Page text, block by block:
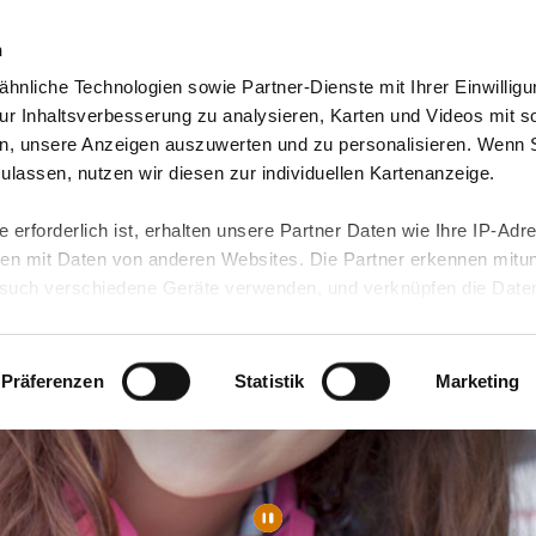
Technologien sowie Partner-Dienste mit Ihrer
Inhaltsverbesserung zu analysieren, Karten und Videos mit
unsere Anzeigen auszuwerten und zu personalisieren. Wenn
nutzen wir diesen zur individuellen Kartenanzeige.
erforderlich ist, erhalten unsere Partner Daten wie Ihre IP-
mit Daten von anderen Websites. Die Partner erkennen
verschiedene Geräte verwenden, und verknüpfen die Daten
ist kein der EU gleichwertiges Datenschutzniveau
Daten führen kann.
unserenDatenschutzhinweisenund in unsererCookie-
Funktionen für diese Zwecke aktiviert sind, müssen Sie
mittels nachfolgender Buttons über Ihre Einwilligung für
erteilte Einwilligung stets für die Zukunft widerrufen. Bitte
Präferenzen Statistik Marketing
& Angebote Presse & Themen Jobs & Karriere